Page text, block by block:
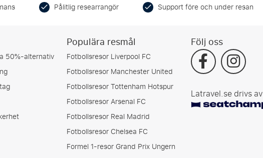
Pålitlig researrangör Support före och under resan
50%-alternativ
Populära resmål
Fotbollsresor Liverpool FC
Fotbollsresor Manchester United
Fotbollsresor Tottenham Hotspur
Fotbollsresor Arsenal FC
Fotbollsresor Real Madrid
Fotbollsresor Chelsea FC
Formel 1-resor Grand Prix Ungern
Följ oss
Latravel.se drivs av